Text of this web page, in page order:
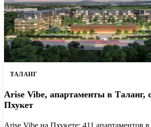
ТАЛАНГ
Arise Vibe, апартаменты в Таланг,
Пхукет
Arise Vibe на Пхукете: 411 апартаментов